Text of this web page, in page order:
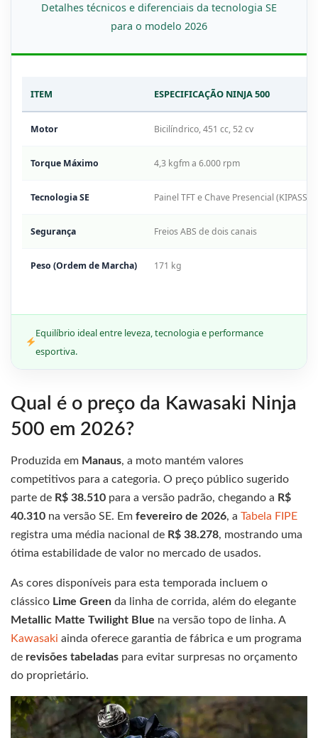
Detalhes técnicos e diferenciais da tecnologia SE
para o modelo 2026
ITEM ESPECIFICAÇÃO NINJA 500
Motor Bicilíndrico, 451 cc, 52 cv
Torque Máximo 4,3 kgfm a 6.000 rpm
Tecnologia SE Painel TFT e Chave Presencial (KIPASS)
Segurança Freios ABS de dois canais
Peso (Ordem de Marcha) 171 kg
Equilíbrio ideal entre leveza, tecnologia e performance
esportiva.
Qual é o preço da Kawasaki Ninja
500 em 2026?
Produzida em Manaus, a moto mantém valores
competitivos para a categoria. O preço público sugerido
parte de R$ 38.510 para a versão padrão, chegando a R$
40.310 na versão SE. Em fevereiro de 2026, a Tabela FIPE
registra uma média nacional de R$ 38.278, mostrando uma
ótima estabilidade de valor no mercado de usados.
As cores disponíveis para esta temporada incluem o
clássico Lime Green da linha de corrida, além do elegante
Metallic Matte Twilight Blue na versão topo de linha. A
Kawasaki ainda oferece garantia de fábrica e um programa
de revisões tabeladas para evitar surpresas no orçamento
do proprietário.